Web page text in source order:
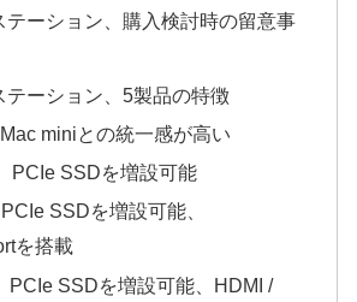
テーション、購入検討時の留意事
テーション、5製品の特徴
miniとの統一感が高い
PCIe SSDを増設可能
SSDを増設可能、
を搭載
PCIe SSDを増設可能、HDMI /